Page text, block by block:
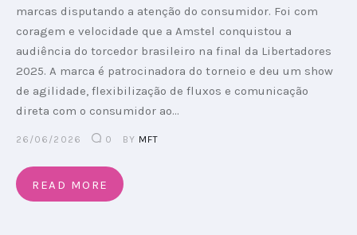
marcas disputando a atenção do consumidor. Foi com
coragem e velocidade que a Amstel conquistou a
audiência do torcedor brasileiro na final da Libertadores
2025. A marca é patrocinadora do torneio e deu um show
de agilidade, flexibilização de fluxos e comunicação
direta com o consumidor ao…
26/06/2026 0 BY MFT
READ MORE